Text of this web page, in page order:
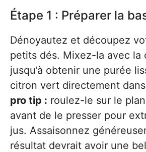
Étape 1 : Préparer la
Dénoyautez et découpez
petits dés. Mixez-la avec la
jusqu’à obtenir une purée
citron vert directement
pro tip : roulez-le sur le
avant de le presser pour
jus. Assaisonnez
résultat devrait avoir une